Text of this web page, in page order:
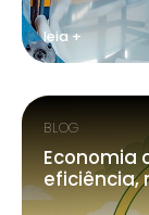
leia +
BLOG
Economia
eficiência,